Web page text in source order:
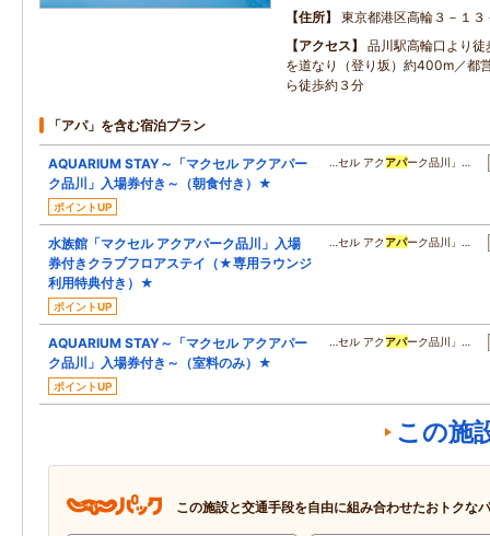
住所
東京都港区高輪３－１３
アクセス
品川駅高輪口より
を道なり（登り坂）約400m／都
ら徒歩約３分
「アパ」を含む宿泊プラン
AQUARIUM STAY～「マクセル アクアパー
ク品川」入場券付き～（朝食付き）★
ポイントUP
…セル アクアパーク品川」…
水族館「マクセル アクアパーク品川」入場
券付きクラブフロアステイ（★専用ラウンジ
利用特典付き）★
ポイントUP
…セル アクアパーク品川」…
AQUARIUM STAY～「マクセル アクアパー
ク品川」入場券付き～（室料のみ）★
ポイントUP
…セル アクアパーク品川」…
この施
この施設と交通手段を自由に組み合わせたおトクな